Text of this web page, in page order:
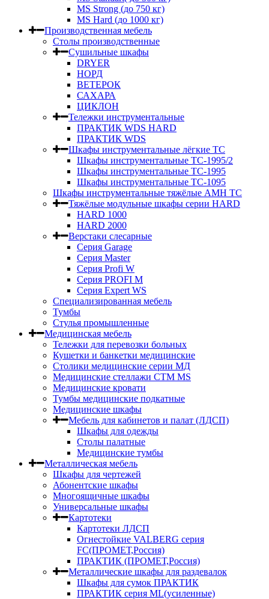
MS Strong (до 750 кг)
MS Hard (до 1000 кг)
Производственная мебель
Столы производственные
Сушильные шкафы
DRYER
НОРД
ВЕТЕРОК
САХАРА
ЦИКЛОН
Тележки инструментальные
ПРАКТИК WDS HARD
ПРАКТИК WDS
Шкафы инструментальные лёгкие ТС
Шкафы инструментальные ТС-1995/2
Шкафы инструментальные TC-1995
Шкафы инструментальные TC-1095
Шкафы инструментальные тяжёлые AMH TC
Тяжёлые модульные шкафы серии HARD
HARD 1000
HARD 2000
Верстаки слесарные
Серия Garage
Серия Master
Серия Profi W
Серия PROFI M
Серия Expert WS
Специализированная мебель
Тумбы
Стулья промышленные
Медицинская мебель
Тележки для перевозки больных
Кушетки и банкетки медицинские
Столики медицинские серии МД
Медицинские стеллажи СТМ MS
Медицинские кровати
Тумбы медицинские подкатные
Медицинские шкафы
Мебель для кабинетов и палат (ЛДСП)
Шкафы для одежды
Столы палатные
Медицинские тумбы
Металлическая мебель
Шкафы для чертежей
Абонентские шкафы
Многоящичные шкафы
Универсальные шкафы
Картотеки
Картотеки ЛДСП
Огнестойкие VALBERG серия
FC(ПРОМЕТ,Россия)
ПРАКТИК (ПРОМЕТ,Россия)
Металлические шкафы для раздевалок
Шкафы для сумок ПРАКТИК
ПРАКТИК серия ML(усиленные)